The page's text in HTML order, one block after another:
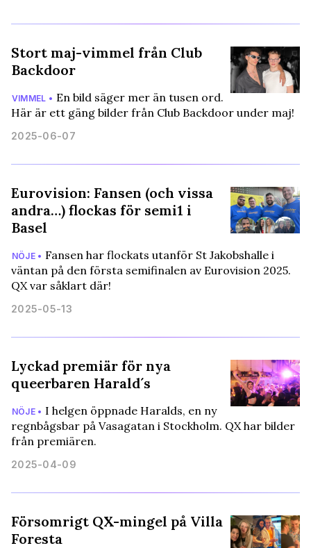
Stort maj-vimmel från Club
Backdoor
VIMMEL • En bild säger mer än tusen ord.
Här är ett gäng bilder från Club Backdoor under maj!
2025-06-07
Eurovision: Fansen (och vissa
andra…) flockas för semi1 i
Basel
NÖJE • Fansen har flockats utanför St Jakobshalle i
väntan på den första semifinalen av Eurovision 2025.
QX var såklart där!
2025-05-13
Lyckad premiär för nya
queerbaren Harald´s
NÖJE • I helgen öppnade Haralds, en ny
regnbågsbar på Vasagatan i Stockholm. QX har bilder
från premiären.
2025-04-09
Försomrigt QX-mingel på Villa
Foresta